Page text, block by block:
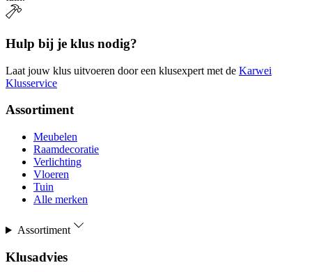
Hulp bij je klus nodig?
Laat jouw klus uitvoeren door een klusexpert met de Karwei
Klusservice
Assortiment
Meubelen
Raamdecoratie
Verlichting
Vloeren
Tuin
Alle merken
Assortiment
Klusadvies